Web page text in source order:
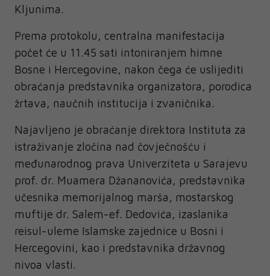
Kljunima.
Prema protokolu, centralna manifestacija
počet će u 11.45 sati intoniranjem himne
Bosne i Hercegovine, nakon čega će uslijediti
obraćanja predstavnika organizatora, porodica
žrtava, naučnih institucija i zvaničnika.
Najavljeno je obraćanje direktora Instituta za
istraživanje zločina nad čovječnošću i
međunarodnog prava Univerziteta u Sarajevu
prof. dr. Muamera Džananovića, predstavnika
učesnika memorijalnog marša, mostarskog
muftije dr. Salem-ef. Dedovića, izaslanika
reisul-uleme Islamske zajednice u Bosni i
Hercegovini, kao i predstavnika državnog
nivoa vlasti.